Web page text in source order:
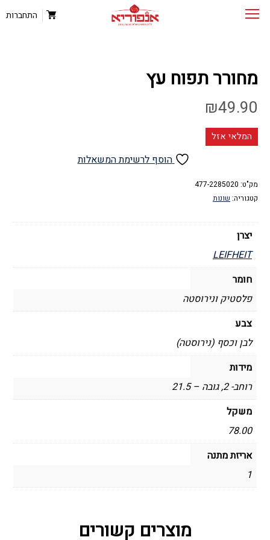
התחברות
מחורר תפוח עץ
₪49.90
המלאי אזל
הוסף לרשימת המשאלות
מק"ט: 477-2285020
קטגוריה: שונות
יצרן
LEIFHEIT
חומר
פלסטיק ונירוסטה
צבע
לבן וכסף (נירוסטה)
מידות
רוחב- 2, גובה – 21.5
משקל
78.00
אריזת מתנה
1
מוצרים קשורים